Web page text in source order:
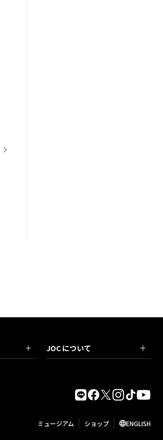
JOC について
ミュージアム ショップ ENGLISH